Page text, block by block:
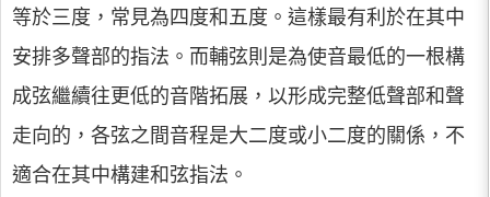
等於三度，常見為四度和五度。這樣最有利於在其中
安排多聲部的指法。而輔弦則是為使音最低的一根構
成弦繼續往更低的音階拓展，以形成完整低聲部和聲
走向的，各弦之間音程是大二度或小二度的關係，不
適合在其中構建和弦指法。